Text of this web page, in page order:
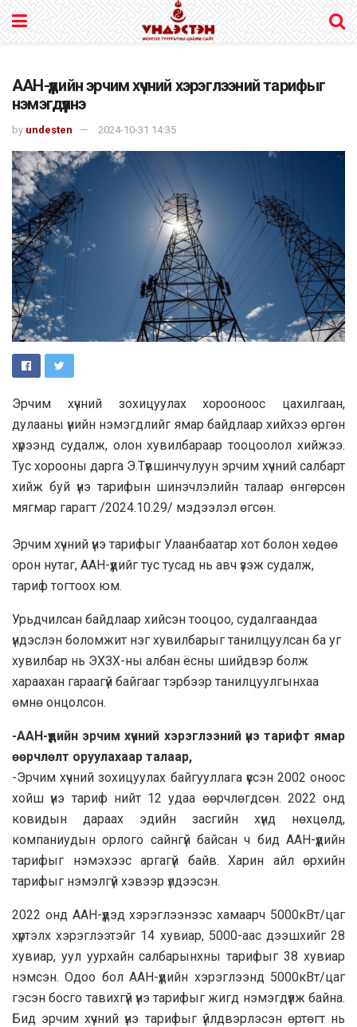
ААН-үүдийн эрчим хүчний хэрэглээний тарифыг
нэмэгдүүлнэ
by undesten 2024-10-31 14:35
Эрчим хүчний зохицуулах хорооноос цахилгаан,
дулааны үнийн нэмэгдлийг ямар байдлаар хийхээ өргөн
хүрээнд судалж, олон хувилбараар тооцоолол хийжээ.
Тус хорооны дарга Э.Түвшинчулуун эрчим хүчний салбарт
хийж буй үнэ тарифын шинэчлэлийн талаар өнгөрсөн
мягмар гарагт /2024.10.29/ мэдээлэл өгсөн.
Эрчим хүчний үнэ тарифыг Улаанбаатар хот болон хөдөө
орон нутаг, ААН-үүдийг тус тусад нь авч үзэж судалж,
тариф тогтоох юм.
Урьдчилсан байдлаар хийсэн тооцоо, судалгаандаа
үндэслэн боломжит нэг хувилбарыг танилцуулсан ба уг
хувилбар нь ЭХЗХ-ны албан ёсны шийдвэр болж
хараахан гараагүй байгааг тэрбээр танилцуулгынхаа
өмнө онцолсон.
-ААН-үүдийн эрчим хүчний хэрэглээний үнэ тарифт ямар
өөрчлөлт оруулахаар талаар,
-Эрчим хүчний зохицуулах байгууллага үүссэн 2002 оноос
хойш үнэ тариф нийт 12 удаа өөрчлөгдсөн. 2022 онд
ковидын дараах эдийн засгийн хүнд нөхцөлд,
компаниудын орлого сайнгүй байсан ч бид ААН-үүдийн
тарифыг нэмэхээс аргагүй байв. Харин айл өрхийн
тарифыг нэмэлгүй хэвээр үлдээсэн.
2022 онд ААН-үүдэд хэрэглээнээс хамаарч 5000кВт/цаг
хүртэлх хэрэглээтэйг 14 хувиар, 5000-аас дээшхийг 28
хувиар, уул уурхайн салбарынхны тарифыг 38 хувиар
нэмсэн. Одоо бол ААН-үүдийн хэрэглээнд 5000кВт/цаг
гэсэн босго тавихгүй үнэ тарифыг жигд нэмэгдүүлж байна.
Бид эрчим хүчний үнэ тарифыг үйлдвэрлэсэн өртөгт нь